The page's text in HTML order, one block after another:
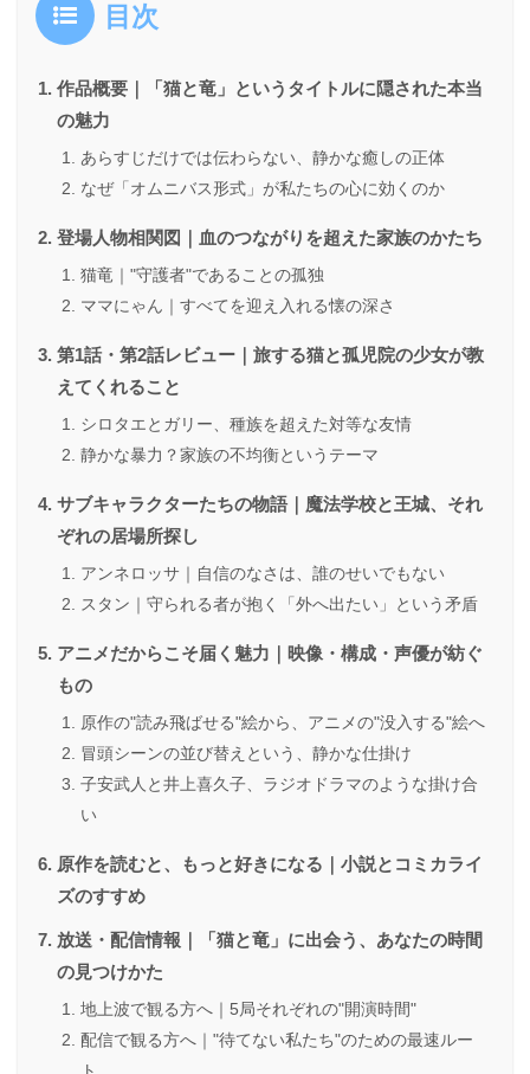
目次
作品概要｜「猫と竜」というタイトルに隠された本当
の魅力
あらすじだけでは伝わらない、静かな癒しの正体
なぜ「オムニバス形式」が私たちの心に効くのか
登場人物相関図｜血のつながりを超えた家族のかたち
猫竜｜"守護者"であることの孤独
ママにゃん｜すべてを迎え入れる懐の深さ
第1話・第2話レビュー｜旅する猫と孤児院の少女が教
えてくれること
シロタエとガリー、種族を超えた対等な友情
静かな暴力？家族の不均衡というテーマ
サブキャラクターたちの物語｜魔法学校と王城、それ
ぞれの居場所探し
アンネロッサ｜自信のなさは、誰のせいでもない
スタン｜守られる者が抱く「外へ出たい」という矛盾
アニメだからこそ届く魅力｜映像・構成・声優が紡ぐ
もの
原作の"読み飛ばせる"絵から、アニメの"没入する"絵へ
冒頭シーンの並び替えという、静かな仕掛け
子安武人と井上喜久子、ラジオドラマのような掛け合
い
原作を読むと、もっと好きになる｜小説とコミカライ
ズのすすめ
放送・配信情報｜「猫と竜」に出会う、あなたの時間
の見つけかた
地上波で観る方へ｜5局それぞれの"開演時間"
配信で観る方へ｜"待てない私たち"のための最速ルー
ト